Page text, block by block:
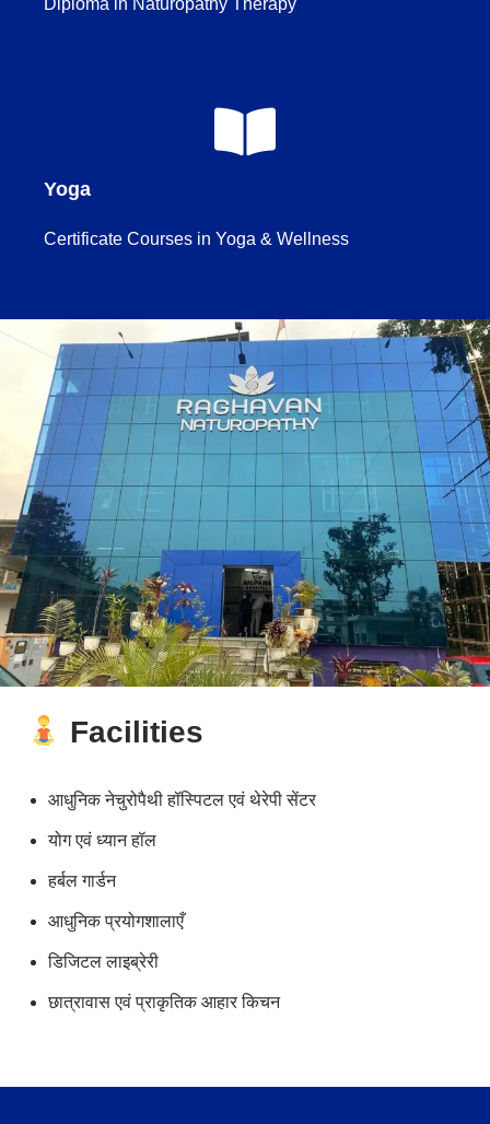
Diploma in Naturopathy Therapy
Yoga
Certificate Courses in Yoga & Wellness
Facilities
आधुनिक नेचुरोपैथी हॉस्पिटल एवं थेरेपी सेंटर
योग एवं ध्यान हॉल
हर्बल गार्डन
आधुनिक प्रयोगशालाएँ
डिजिटल लाइब्रेरी
छात्रावास एवं प्राकृतिक आहार किचन